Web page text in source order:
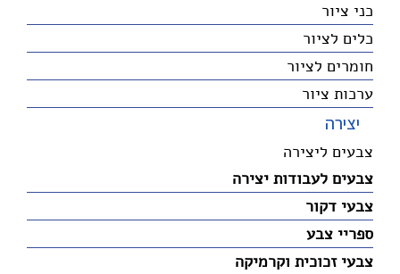
כני ציור
כלים לציור
חומרים לציור
ערכות ציור
יצירה
צבעים ליצירה
צבעים לעבודות יצירה
צבעי דקור
ספריי צבע
צבעי זכוכית וקרמיקה